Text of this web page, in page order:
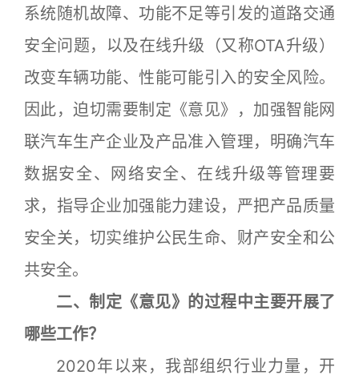
系统随机故障、功能不足等引发的道路交通
安全问题，以及在线升级（又称OTA升级）
改变车辆功能、性能可能引入的安全风险。
因此，迫切需要制定《意见》，加强智能网
联汽车生产企业及产品准入管理，明确汽车
数据安全、网络安全、在线升级等管理要
求，指导企业加强能力建设，严把产品质量
安全关，切实维护公民生命、财产安全和公
共安全。
二、制定《意见》的过程中主要开展了
哪些工作？
2020年以来，我部组织行业力量，开